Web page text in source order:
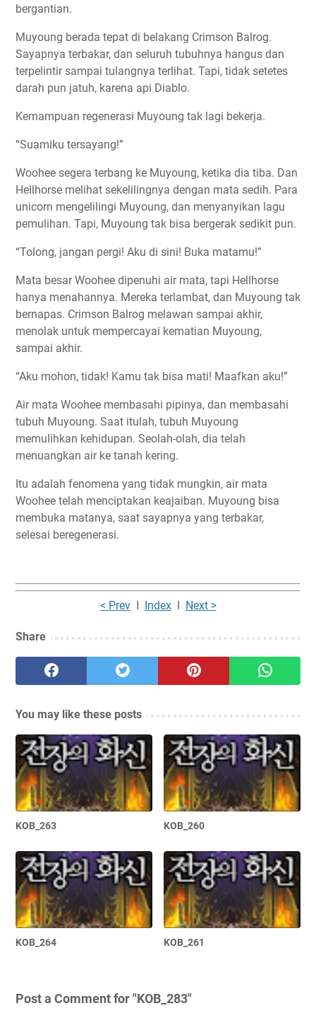
bergantian.
Muyoung berada tepat di belakang Crimson Balrog.
Sayapnya terbakar, dan seluruh tubuhnya hangus dan
terpelintir sampai tulangnya terlihat. Tapi, tidak setetes
darah pun jatuh, karena api Diablo.
Kemampuan regenerasi Muyoung tak lagi bekerja.
“Suamiku tersayang!”
Woohee segera terbang ke Muyoung, ketika dia tiba. Dan
Hellhorse melihat sekelilingnya dengan mata sedih. Para
unicorn mengelilingi Muyoung, dan menyanyikan lagu
pemulihan. Tapi, Muyoung tak bisa bergerak sedikit pun.
“Tolong, jangan pergi! Aku di sini! Buka matamu!”
Mata besar Woohee dipenuhi air mata, tapi Hellhorse
hanya menahannya. Mereka terlambat, dan Muyoung tak
bernapas. Crimson Balrog melawan sampai akhir,
menolak untuk mempercayai kematian Muyoung,
sampai akhir.
“Aku mohon, tidak! Kamu tak bisa mati! Maafkan aku!”
Air mata Woohee membasahi pipinya, dan membasahi
tubuh Muyoung. Saat itulah, tubuh Muyoung
memulihkan kehidupan. Seolah-olah, dia telah
menuangkan air ke tanah kering.
Itu adalah fenomena yang tidak mungkin, air mata
Woohee telah menciptakan keajaiban. Muyoung bisa
membuka matanya, saat sayapnya yang terbakar,
selesai beregenerasi.
< PrevI IndexI Next >
Share
You may like these posts
KOB_263 KOB_260
KOB_264 KOB_261
Post a Comment for "KOB_283"